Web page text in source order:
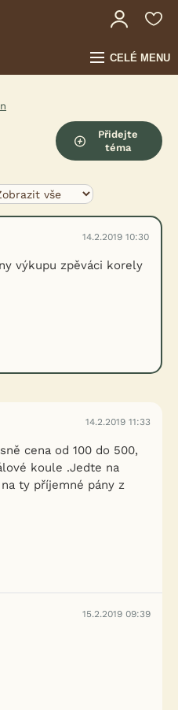
CELÉ MENU
Přidejte
téma
14.2.2019 10:30
výkupu zpěváci korely
14.2.2019 11:33
cena od 100 do 500,
koule .Jedte na
ty příjemné pány z
15.2.2019 09:39